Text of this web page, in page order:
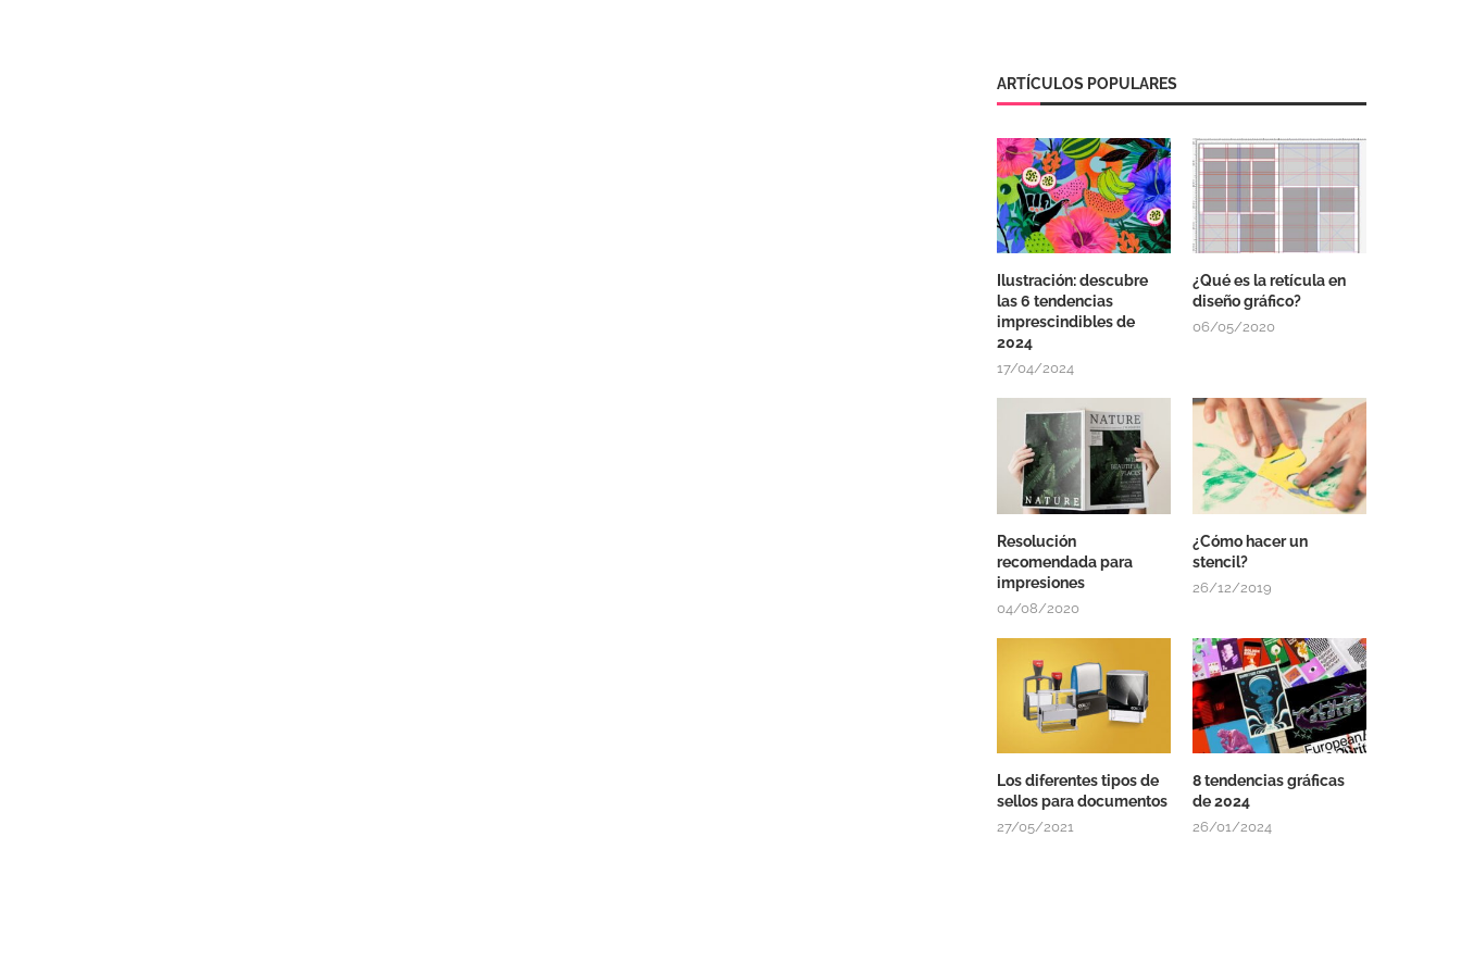
ARTÍCULOS POPULARES
Ilustración: descubre
las 6 tendencias
imprescindibles de
2024
17/04/2024
¿Qué es la retícula en
diseño gráfico?
06/05/2020
Resolución
recomendada para
impresiones
04/08/2020
¿Cómo hacer un
stencil?
26/12/2019
Los diferentes tipos de
sellos para documentos
27/05/2021
8 tendencias gráficas
de 2024
26/01/2024